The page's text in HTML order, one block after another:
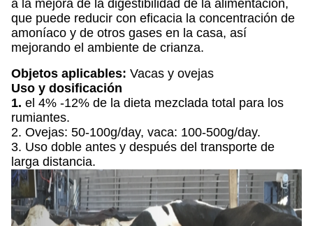
a la mejora de la digestibilidad de la alimentación,
que puede reducir con eficacia la concentración de
amoníaco y de otros gases en la casa, así
mejorando el ambiente de crianza.
Objetos aplicables: Vacas y ovejas
Uso y dosificación
1. el 4% -12% de la dieta mezclada total para los
rumiantes.
2. Ovejas: 50-100g/day, vaca: 100-500g/day.
3. Uso doble antes y después del transporte de
larga distancia.